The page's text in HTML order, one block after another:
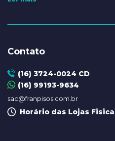
Contato
(16) 3724-0024 CD
(16) 99193-9634
sac@franpisos.com.br
Horário das Lojas